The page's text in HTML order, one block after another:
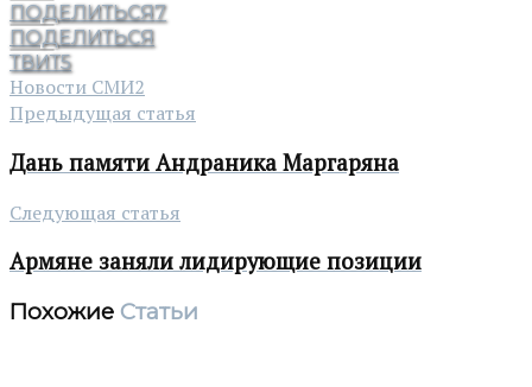
ПОДЕЛИТЬСЯ7
ПОДЕЛИТЬСЯ
ТВИТ5
Новости СМИ2
Предыдущая статья
Дань памяти Андраника Маргаряна
Следующая статья
Армяне заняли лидирующие позиции
Похожие Статьи